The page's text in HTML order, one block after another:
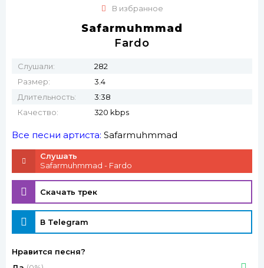
В избранное
Safarmuhmmad
Fardo
Слушали:
282
Размер:
3.4
Длительность:
3:38
Качество:
320 kbps
Все песни артиста: Safarmuhmmad
Слушать
Safarmuhmmad - Fardo
Скачать трек
В Telegram
Нравится песня?